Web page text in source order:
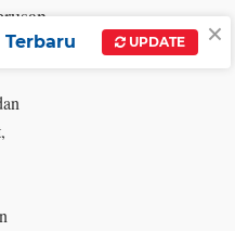
×
Terbaru UPDATE